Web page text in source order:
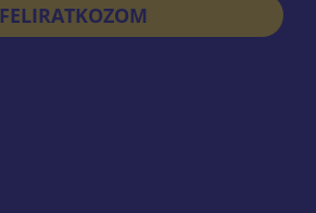
FELIRATKOZOM